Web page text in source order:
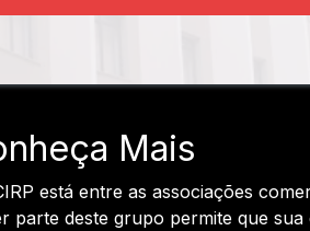
Mais
está entre as associações
parte deste grupo permite que